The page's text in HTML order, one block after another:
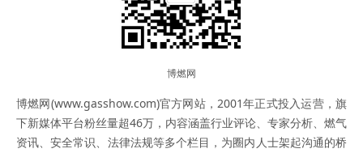
博燃网
博燃网(www.gasshow.com)官方网站，2001年正式投入运营，旗
下新媒体平台粉丝量超46万，内容涵盖行业评论、专家分析、燃气
资讯、安全常识、法律法规等多个栏目，为圈内人士架起沟通的桥